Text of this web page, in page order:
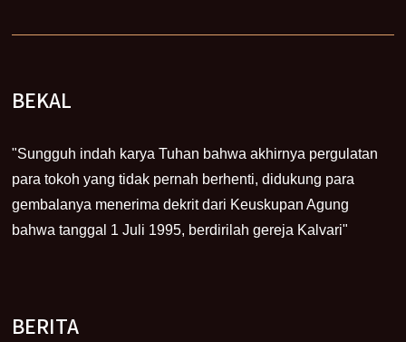
BEKAL
"Sungguh indah karya Tuhan bahwa akhirnya pergulatan
para tokoh yang tidak pernah berhenti, didukung para
gembalanya menerima dekrit dari Keuskupan Agung
bahwa tanggal 1 Juli 1995, berdirilah gereja Kalvari"
BERITA